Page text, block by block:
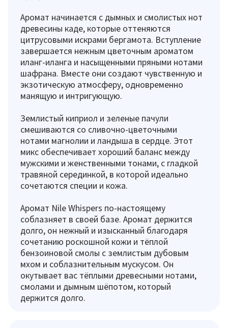
Аромат начинается с дымных и смолистых нот
древесины каде, которые оттеняются
цитрусовыми искрами бергамота. Вступление
завершается нежным цветочным ароматом
иланг-иланга и насыщенными пряными нотами
шафрана. Вместе они создают чувственную и
экзотическую атмосферу, одновременно
манящую и интригующую.
Землистый киприол и зеленые пачули
смешиваются со сливочно-цветочными
нотами магнолии и ландыша в сердце. Этот
микс обеспечивает хороший баланс между
мужскими и женственными тонами, с гладкой
травяной серединкой, в которой идеально
сочетаются специи и кожа.
Аромат Nile Whispers по-настоящему
соблазняет в своей базе. Аромат держится
долго, он нежный и изысканный благодаря
сочетанию роскошной кожи и тёплой
бензоиновой смолы с землистым дубовым
мхом и соблазнительным мускусом. Он
окутывает вас тёплыми древесными нотами,
смолами и дымным шёпотом, который
держится долго.